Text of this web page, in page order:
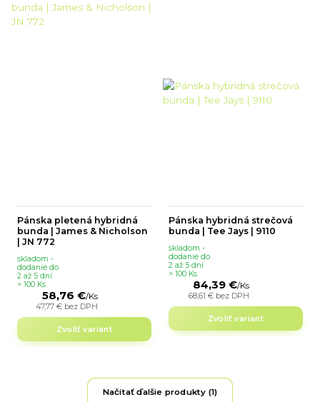
Pánska pletená hybridná
bunda | James & Nicholson
| JN 772
58,76 €/Ks
47,77 € bez DPH
skladom -
dodanie do
2 až 5 dní
> 100 Ks
Zvoliť variant
Pánska hybridná strečová
bunda | Tee Jays | 9110
84,39 €/Ks
68,61 € bez DPH
skladom -
dodanie do
2 až 5 dní
> 100 Ks
Zvoliť variant
Načítať ďalšie produkty (1)